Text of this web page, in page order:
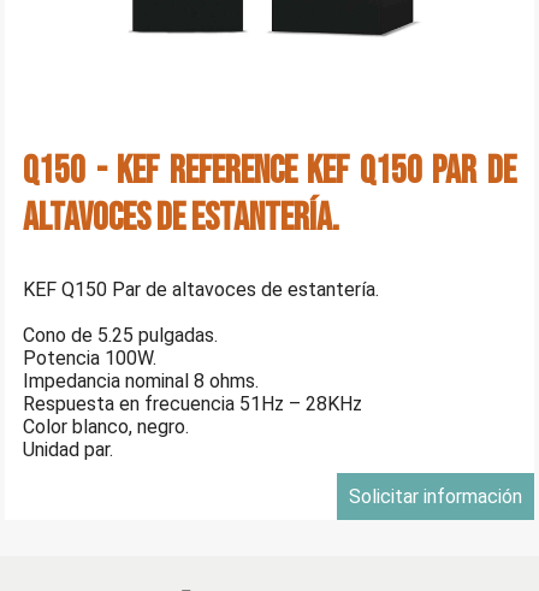
Q150 - KEF Reference KEF Q150 Par de
altavoces de estantería.
KEF Q150 Par de altavoces de estantería.
Cono de 5.25 pulgadas.
Potencia 100W.
Impedancia nominal 8 ohms.
Respuesta en frecuencia 51Hz – 28KHz
Color blanco, negro.
Unidad par.
Solicitar información